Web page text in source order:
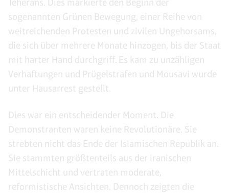
Teherans. Dies markierte den Beginn der
sogenannten Grünen Bewegung, einer Reihe von
weitreichenden Protesten und zivilen Ungehorsams,
die sich über mehrere Monate hinzogen, bis der Staat
mit harter Hand durchgriff. Es kam zu unzähligen
Verhaftungen und Prügelstrafen und Mousavi wurde
unter Hausarrest gestellt.
Dies war ein entscheidender Moment. Die
Demonstranten waren keine Revolutionäre. Sie
strebten nicht das Ende der Islamischen Republik an.
Sie stammten größtenteils aus der iranischen
Mittelschicht und vertraten moderate,
reformistische Ansichten. Dennoch zeigten die